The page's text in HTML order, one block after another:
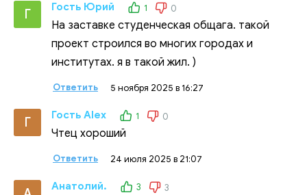
Г Гость Юрий 1 0
На заставке студенческая общага. такой
проект строился во многих городах и
институтах. я в такой жил. )
Ответить 5 ноября 2025 в 16:27
Г Гость Alex 1 0
Чтец хороший
Ответить 24 июля 2025 в 21:07
Анатолий. 3 3